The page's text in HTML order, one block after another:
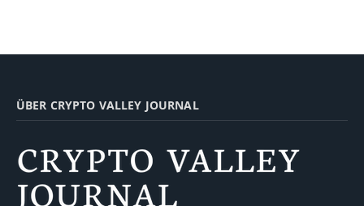
ÜBER CRYPTO VALLEY JOURNAL